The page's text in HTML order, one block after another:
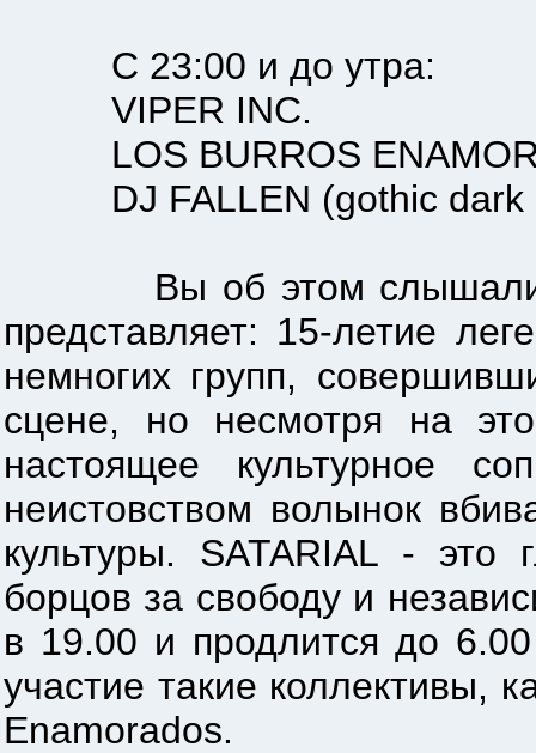
С 23:00 и до утра:
VIPER INC.
LOS BURROS
DJ FALLEN (gothic dark
Вы об этом слышали, но
представляет: 15-летие
немногих групп,
сцене, но несмотря на
настоящее культурное
неистовством волынок
культуры. SATARIAL - это
борцов за свободу и
в 19.00 и продлится до
участие такие коллективы,
Enamorados.